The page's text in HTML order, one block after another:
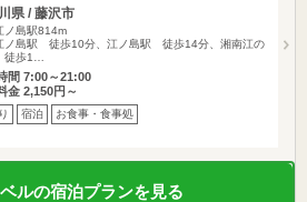
県 / 藤沢市
ノ島駅814m
ノ島駅 徒歩10分、江ノ島駅 徒歩14分、湘南江の
歩1…
間 7:00～21:00
金 2,150円～
宿泊 お食事・食事処
ルの宿泊プランを見る